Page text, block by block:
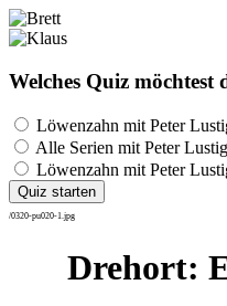
Welches Quiz möchtest
Löwenzahn mit Peter
Alle Serien mit Peter Lustig
Löwenzahn mit Peter
Quiz starten
/0320-pu020-1.jpg
Drehort: